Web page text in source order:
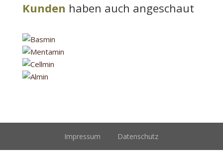
Kunden haben auch angeschaut
Impressum Datenschutz